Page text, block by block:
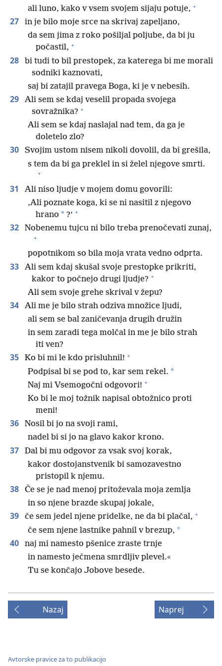
ali luno, kako v vsem svojem sijaju potuje, +
27
in je bilo moje srce na skrivaj zapeljano,
da sem jima z roko pošiljal poljube, da bi ju
počastil, +
28
bi tudi to bil prestopek, za katerega bi me morali
sodniki kaznovati,
saj bi zatajil pravega Boga, ki je v nebesih.
29
Ali sem se kdaj veselil propada svojega
sovražnika? +
Ali sem se kdaj naslajal nad tem, da ga je
doletelo zlo?
30
Svojim ustom nisem nikoli dovolil, da bi grešila,
s tem da bi ga preklel in si želel njegove smrti.
+
31
Ali niso ljudje v mojem domu govorili:
‚Ali poznate koga, ki se ni nasitil z njegovo
hrano * ?‘ +
32 Nobenemu tujcu ni bilo treba prenočevati zunaj,
+
popotnikom so bila moja vrata vedno odprta.
33
Ali sem kdaj skušal svoje prestopke prikriti,
kakor to počnejo drugi ljudje? +
Ali sem svoje grehe skrival v žepu?
34
Ali me je bilo strah odziva množice ljudi,
ali sem se bal zaničevanja drugih družin
in sem zaradi tega molčal in me je bilo strah
iti ven?
35 Ko bi mi le kdo prisluhnil! +
Podpisal bi se pod to, kar sem rekel. *
Naj mi Vsemogočni odgovori! +
Ko bi le moj tožnik napisal obtožnico proti
meni!
36
Nosil bi jo na svoji rami,
nadel bi si jo na glavo kakor krono.
37
Dal bi mu odgovor za vsak svoj korak,
kakor dostojanstvenik bi samozavestno
pristopil k njemu.
38
Če se je nad menoj pritoževala moja zemlja
in so njene brazde skupaj jokale,
39 če sem jedel njene pridelke, ne da bi plačal, +
če sem njene lastnike pahnil v brezup, +
40
naj mi namesto pšenice zraste trnje
in namesto ječmena smrdljiv plevel.«
Tu se končajo Jobove besede.
Nazaj Naprej
Avtorske pravice za to publikacijo